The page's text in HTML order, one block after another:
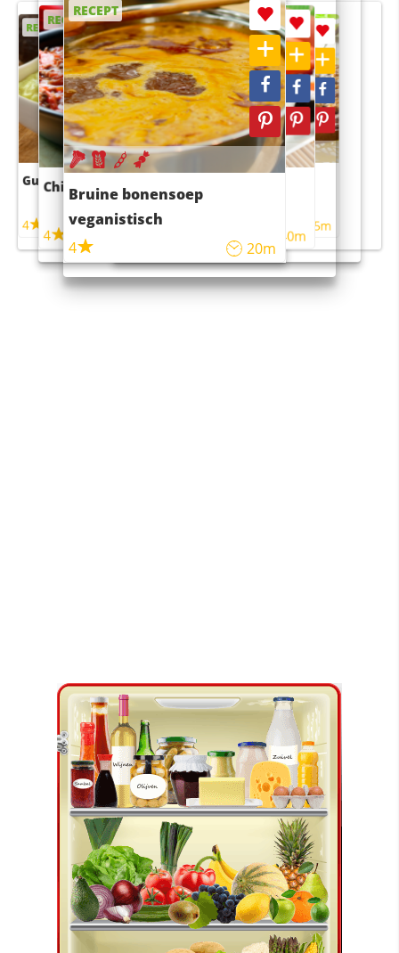
RECEPT
Guacamole
4
RECEPT
Chili con carne
4
RECEPT
Bruine bonensoep
veganistisch
4
20m
RECEPT
Sushi rijstsalade
maaltijdsalade
40m
RECEPT
4 55m